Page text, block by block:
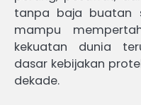
tanpa baja buatan
mampu
kekuatan dunia
dasar kebijakan
dekade.